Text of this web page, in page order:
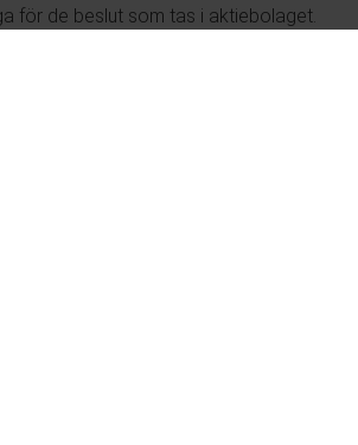
för de beslut som tas i aktiebolaget.